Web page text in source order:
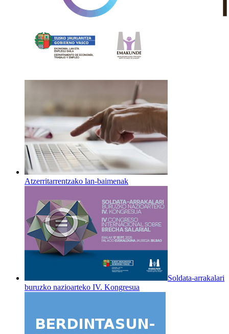
Atzerritarrentzako lan-baimenak
Soldata-arrakalari
buruzko nazioarteko IV. Kongresua